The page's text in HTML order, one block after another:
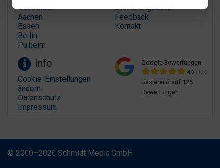
Düsseldorf
Aachen
Essen
Berlin
Pulheim
Stellenangebote
Feedback
Kontakt
Info
Cookie-Einstellungen
ändern
Datenschutz
Impressum
Google Bewertungen
4.9 (126)
basierend auf 126
Bewertungen
© 2000–2026 Schmidt Media GmbH